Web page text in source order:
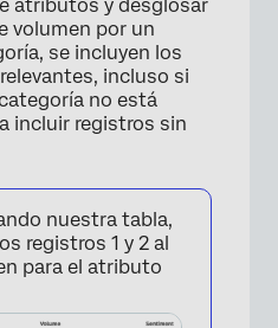
×
atributos y desglosar
volumen por un
se incluyen los
incluso si
no está
incluir registros sin
nuestra tabla,
registros 1 y 2 al
para el atributo